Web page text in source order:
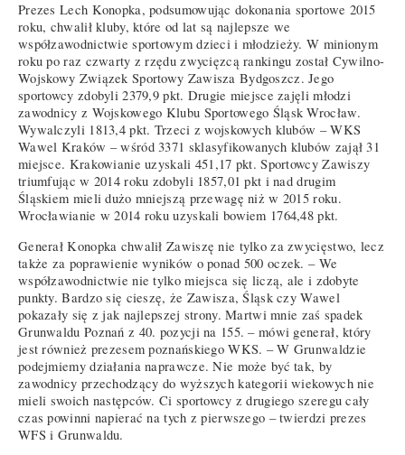
Prezes Lech Konopka, podsumowując dokonania sportowe 2015
roku, chwalił kluby, które od lat są najlepsze we
współzawodnictwie sportowym dzieci i młodzieży. W minionym
roku po raz czwarty z rzędu zwycięzcą rankingu został Cywilno-
Wojskowy Związek Sportowy Zawisza Bydgoszcz. Jego
sportowcy zdobyli 2379,9 pkt. Drugie miejsce zajęli młodzi
zawodnicy z Wojskowego Klubu Sportowego Śląsk Wrocław.
Wywalczyli 1813,4 pkt. Trzeci z wojskowych klubów – WKS
Wawel Kraków – wśród 3371 sklasyfikowanych klubów zajął 31
miejsce. Krakowianie uzyskali 451,17 pkt. Sportowcy Zawiszy
triumfując w 2014 roku zdobyli 1857,01 pkt i nad drugim
Śląskiem mieli dużo mniejszą przewagę niż w 2015 roku.
Wrocławianie w 2014 roku uzyskali bowiem 1764,48 pkt.
Generał Konopka chwalił Zawiszę nie tylko za zwycięstwo, lecz
także za poprawienie wyników o ponad 500 oczek. – We
współzawodnictwie nie tylko miejsca się liczą, ale i zdobyte
punkty. Bardzo się cieszę, że Zawisza, Śląsk czy Wawel
pokazały się z jak najlepszej strony. Martwi mnie zaś spadek
Grunwaldu Poznań z 40. pozycji na 155. – mówi generał, który
jest również prezesem poznańskiego WKS. – W Grunwaldzie
podejmiemy działania naprawcze. Nie może być tak, by
zawodnicy przechodzący do wyższych kategorii wiekowych nie
mieli swoich następców. Ci sportowcy z drugiego szeregu cały
czas powinni napierać na tych z pierwszego – twierdzi prezes
WFS i Grunwaldu.